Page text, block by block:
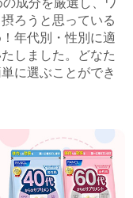
成分を厳選し、ワ
ろうと思っている
年代別・性別に適
しました。どなた
に選ぶことができ